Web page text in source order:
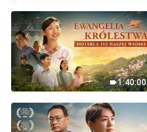
1:40:00